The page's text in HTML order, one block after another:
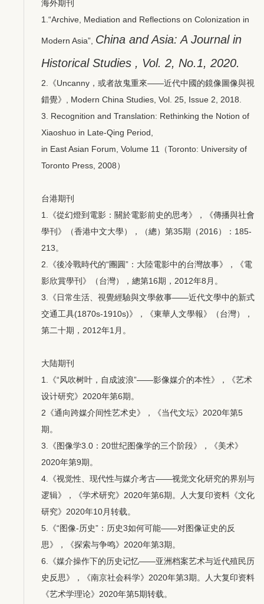
海外期刊
1.“Archive, Mediation and Reflections on Colonization in
Modern Asia”, China and Asia: A Journal in
Historical Studies , Vol. 2, No.1, 2020.
2.《Uncanny，或者故鬼重來——近代中國的鏡像圖像與視
錯覺》, Modern China Studies, Vol. 25, Issue 2, 2018.
3. Recognition and Translation: Rethinking the Notion of
Xiaoshuo in Late-Qing Period,
in East Asian Forum, Volume 11（Toronto: University of
Toronto Press, 2008）
台港期刊
1.《從幻燈到電影：關於電影前史的思考》，《傳播與社會
學刊》（香港中文大學），（總）第35期（2016）：185-
213。
2.《後冷戰時代的“團圓”：大陸電影中的台灣故事》，《電
影欣賞學刊》（台灣），總第16期，2012年8月。
3.《日常生活、視覺經驗與文學敘事——近代文學中的新式
交通工具(1870s-1910s)》，《東華人文學報》（台灣），
第二十期，2012年1月。
大陆期刊
1.《“风吹树叶，自成波浪”——影像媒介的本性》，《艺术
设计研究》2020年第6期。
2《通向跨媒介间性艺术史》，《当代文坛》2020年第5
期。
3.《图像学3.0：20世纪图像学的三个阶段》，《美术》
2020年第9期。
4.《视觉性、现代性与媒介考古——视觉文化研究的界别与
逻辑》，《学术研究》2020年第6期。人大复印资料《文化
研究》2020年10月转载。
5.《“图像-历史”：历史3如何可能——对图像证史的反
思》，《探索与争鸣》2020年第3期。
6.《媒介操作下的历史记忆——亚洲档案艺术与近代殖民历
史反思》，《南京社会科学》2020年第3期。人大复印资料
《艺术学理论》2020年第5期转载。